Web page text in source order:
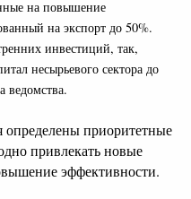
на повышение
на экспорт до 50%.
инвестиций, так,
несырьевого сектора до
ведомства.
определены приоритетные
привлекать новые
эффективности.